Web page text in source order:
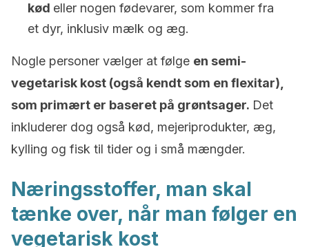
kød eller nogen fødevarer, som kommer fra
et dyr, inklusiv mælk og æg.
Nogle personer vælger at følge en semi-
vegetarisk kost (også kendt som en flexitar),
som primært er baseret på grøntsager. Det
inkluderer dog også kød, mejeriprodukter, æg,
kylling og fisk til tider og i små mængder.
Næringsstoffer, man skal
tænke over, når man følger en
vegetarisk kost